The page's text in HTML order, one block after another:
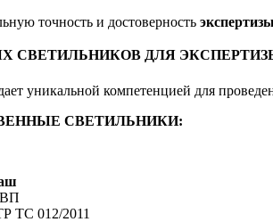
точность и достоверность
СВЕТИЛЬНИКОВ ДЛЯ
уникальной компетенцией для
СВЕТИЛЬНИКИ:
ТС 012/2011